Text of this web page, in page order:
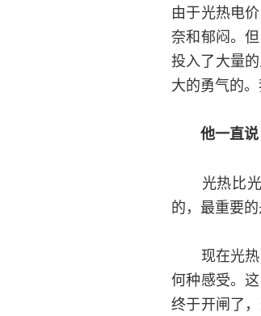
由于光热电
奈和郁闷。
投入了大量
大的勇气的
他一直说
光热比光
的，最重要
现在光热
何种感受。
终于开闸了